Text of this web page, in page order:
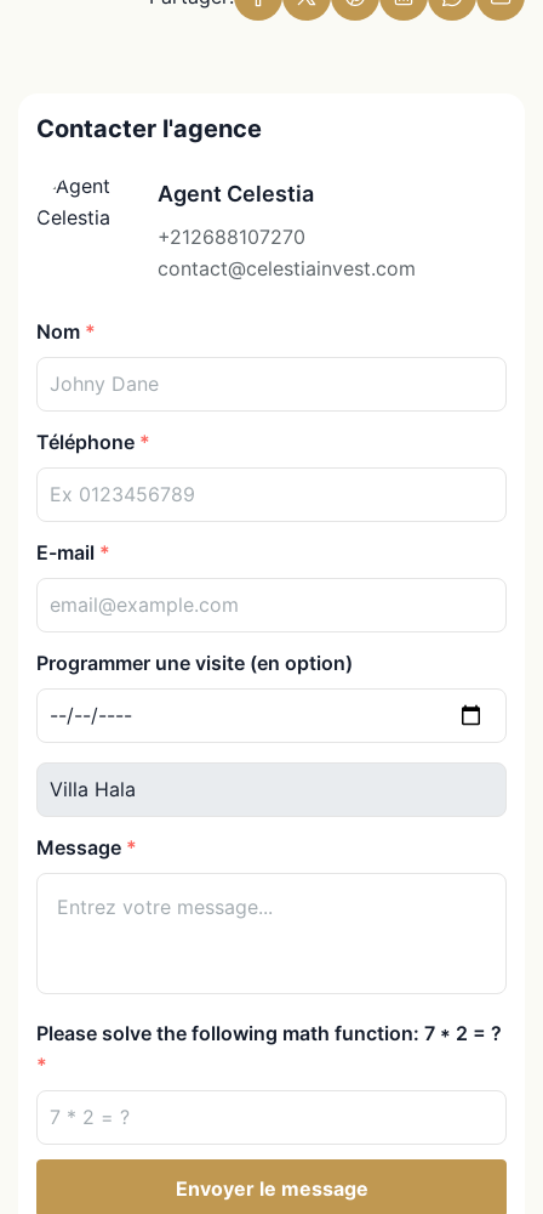
Contacter l'agence
Agent Celestia
+212688107270
contact@celestiainvest.com
Nom
Téléphone
E-mail
Programmer une visite (en option)
Message
Please solve the following math function: 7 * 2 = ?
Envoyer le message